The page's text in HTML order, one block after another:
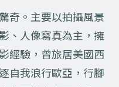
奇。主要以拍攝風景
、人像寫真為主，擁
經驗，曾旅居美國西
自我浪行歐亞，行腳